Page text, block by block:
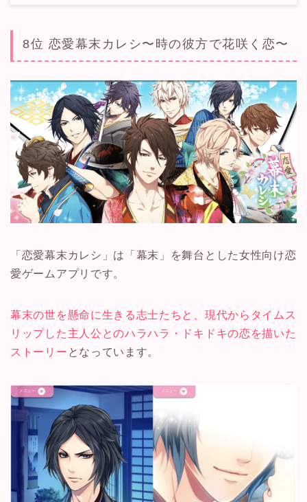
8位 恋愛幕末カレシ〜時の彼方で花咲く恋〜
「恋愛幕末カレシ」は「幕末」を舞台とした女性向け恋
愛ゲームアプリです。
幕末の世を懸命に生きる志士たちと、現代からタイムス
リップした主人公とのハラハラ・ドキドキの恋を描いた
ストーリー となっています。